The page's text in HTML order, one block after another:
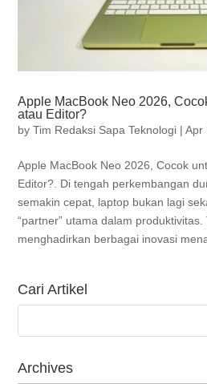
Apple MacBook Neo 2026,
atau Editor?
byTim Redaksi Sapa Teknologi |Apr
Apple MacBook Neo 2026, Cocok
Editor?. Di tengah perkembangan
semakin cepat, laptop bukan lagi
“partner” utama dalam produktivitas.
menghadirkan berbagai inovasi
Cari Artikel
Archives